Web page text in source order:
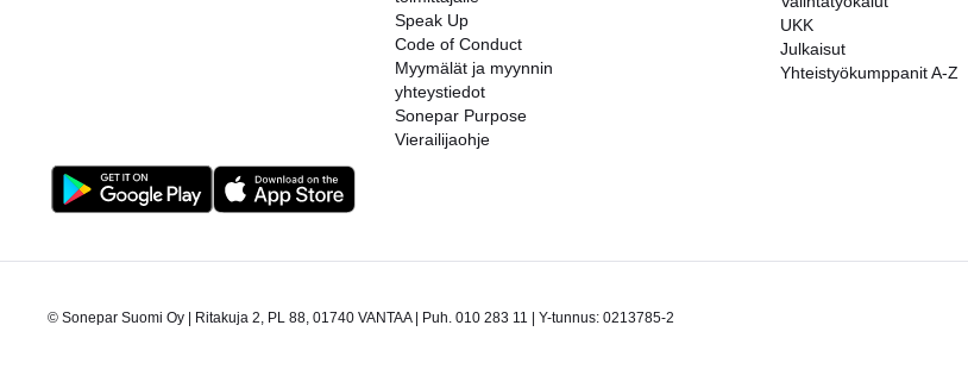
Speak Up
Code of Conduct
Myymälät ja myynnin
yhteystiedot
Sonepar Purpose
Vierailijaohje
UKK
Julkaisut
Yhteistyökumppanit A-Z
© Sonepar Suomi Oy | Ritakuja 2, PL 88, 01740 VANTAA | Puh. 010 283 11 | Y-tunnus: 0213785-2